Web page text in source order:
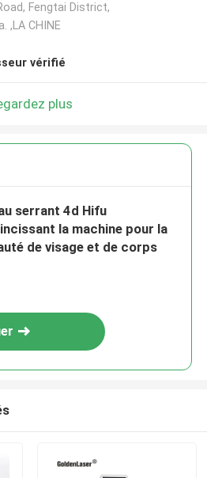
Fengtai District,
,LA CHINE
vérifié
plus
serrant 4d Hifu
la machine pour la
de visage et de corps